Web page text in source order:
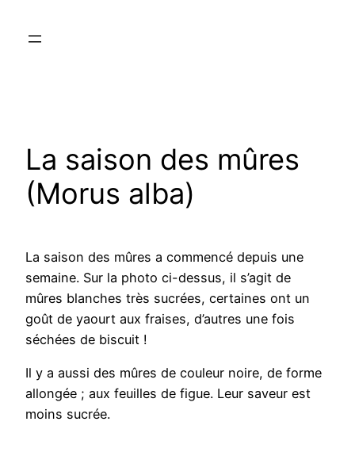
La saison des mûres
(Morus alba)
La saison des mûres a commencé depuis une
semaine. Sur la photo ci-dessus, il s’agit de
mûres blanches très sucrées, certaines ont un
goût de yaourt aux fraises, d’autres une fois
séchées de biscuit !
Il y a aussi des mûres de couleur noire, de forme
allongée​ ; aux feuilles de figue. Leur saveur est
moins sucrée.